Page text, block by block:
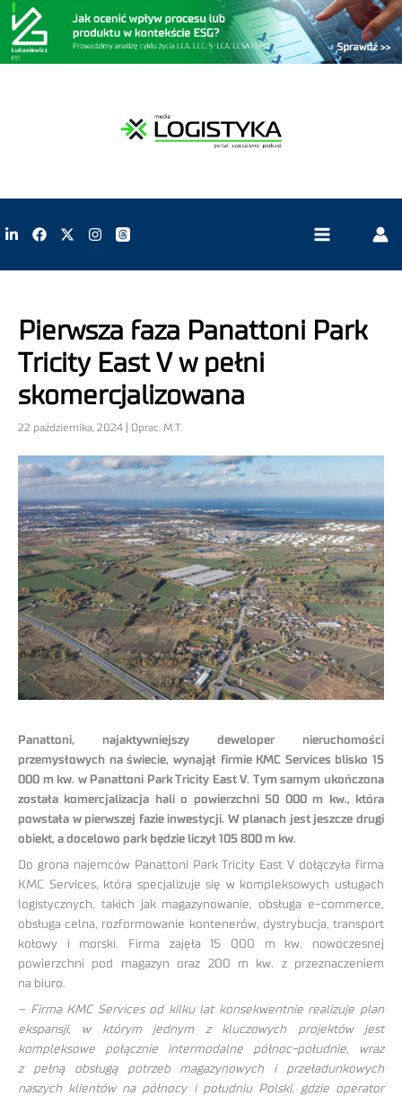
Pierwsza faza Panattoni Park
Tricity East V w pełni
skomercjalizowana
22 października, 2024 | Oprac. M.T.
Panattoni, najaktywniejszy deweloper nieruchomości
przemysłowych na świecie, wynajął firmie KMC Services blisko 15
000 m kw. w Panattoni Park Tricity East V. Tym samym ukończona
została komercjalizacja hali o powierzchni 50 000 m kw., która
powstała w pierwszej fazie inwestycji. W planach jest jeszcze drugi
obiekt, a docelowo park będzie liczył 105 800 m kw.
Do grona najemców Panattoni Park Tricity East V dołączyła firma
KMC Services, która specjalizuje się w kompleksowych usługach
logistycznych, takich jak magazynowanie, obsługa e-commerce,
obsługa celna, rozformowanie kontenerów, dystrybucja, transport
kołowy i morski. Firma zajęła 15 000 m kw. nowoczesnej
powierzchni pod magazyn oraz 200 m kw. z przeznaczeniem
na biuro.
– Firma KMC Services od kilku lat konsekwentnie realizuje plan
ekspansji, w którym jednym z kluczowych projektów jest
kompleksowe połącznie intermodalne północ-południe, wraz
z pełną obsługą potrzeb magazynowych i przeładunkowych
naszych klientów na północy i południu Polski, gdzie operator